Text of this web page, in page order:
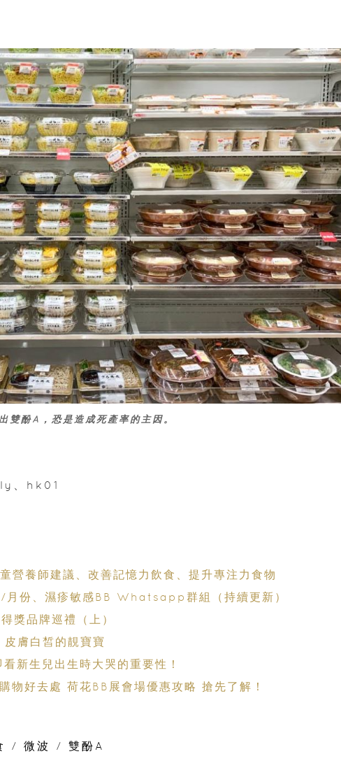
雙酚A，恐是造成死產率的主因。
、hk01
營養師建議、改善記憶力飲食、提升專注力食物
份、濕疹敏感BB Whatsapp群組（持續更新）
獎品牌巡禮（上）
膚白皙的靚寶寶
新生兒出生時大哭的重要性！
物好去處 荷花BB展會場優惠攻略 搶先了解！
/ 微波 / 雙酚A